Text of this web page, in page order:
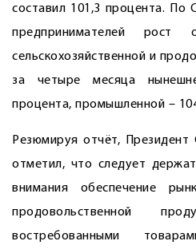
составил 101,3 процента. По
предпринимателей рост
сельскохозяйственной и
за четыре месяца
процента, промышленной –
Резюмируя отчёт,
отметил, что следует
внимания обеспечение
продовольственной
востребованными